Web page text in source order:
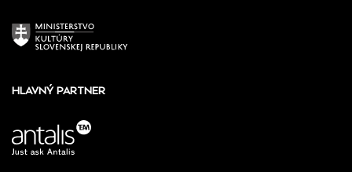
HLAVNÝ PARTNER